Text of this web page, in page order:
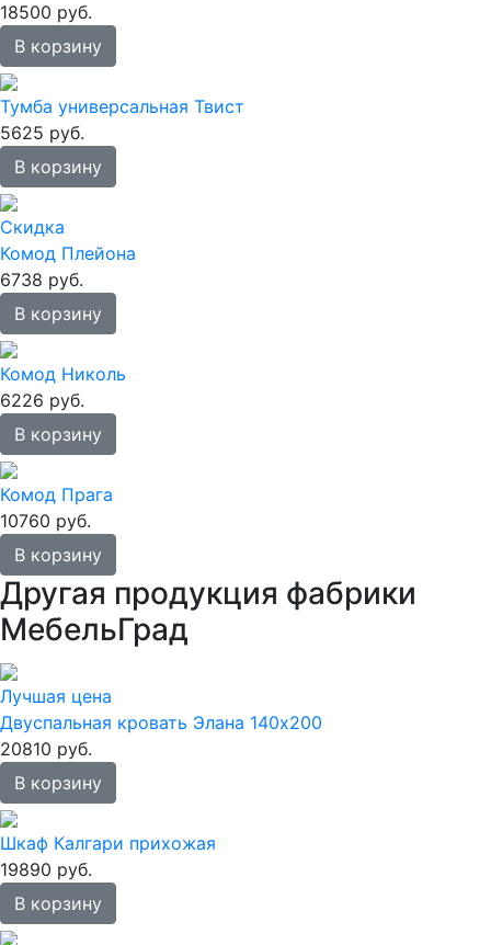
18500 руб.
В корзину
Тумба универсальная Твист
5625 руб.
В корзину
Скидка
Комод Плейона
6738 руб.
В корзину
Комод Николь
6226 руб.
В корзину
Комод Прага
10760 руб.
В корзину
Другая продукция фабрики
МебельГрад
Лучшая цена
Двуспальная кровать Элана 140х200
20810 руб.
В корзину
Шкаф Калгари прихожая
19890 руб.
В корзину